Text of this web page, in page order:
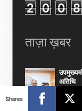
2 0 0 8
ताज़ा ख़बर
अतिथि
Shares